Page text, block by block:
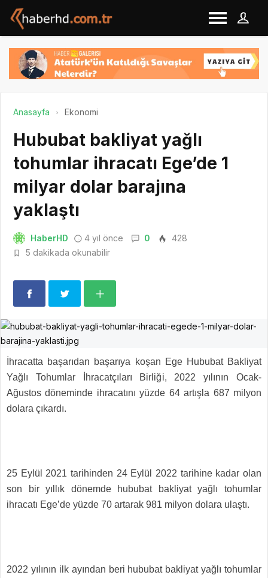
Anasayfa Ekonomi
Hububat bakliyat yağlı
tohumlar ihracatı Ege’de 1
milyar dolar barajına
yaklaştı
HaberHD 4 yıl önce 0
428
5 dakikada okunabilir
İhracatta başarıdan başarıya koşan Ege Hububat Bakliyat
Yağlı Tohumlar İhracatçıları Birliği, 2022 yılının Ocak-
Ağustos döneminde ihracatını yüzde 64 artışla 687 milyon
dolara çıkardı.
25 Eylül 2021 tarihinden 24 Eylül 2022 tarihine kadar olan
son bir yıllık dönemde hububat bakliyat yağlı tohumlar
ihracatı Ege’de yüzde 70 artarak 981 milyon dolara ulaştı.
2022 yılının ilk ayından beri hububat bakliyat yağlı tohumlar